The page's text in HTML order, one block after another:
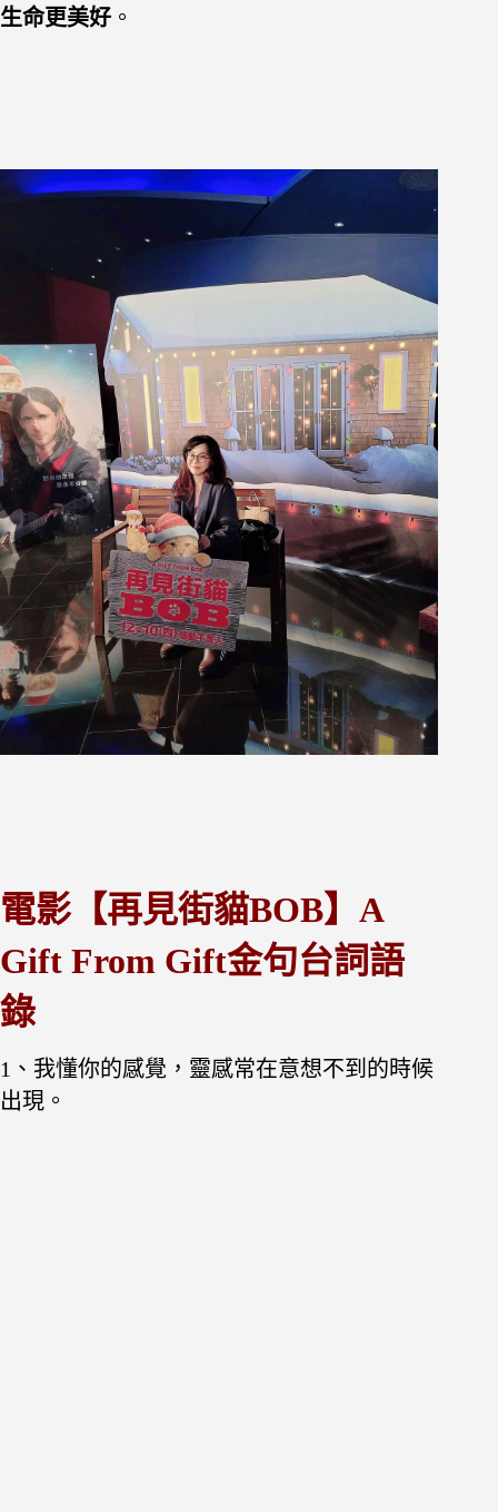
生命更美好 。
電影【再見街貓BOB】A
Gift From Gift金句台詞語
錄
1、我懂你的感覺，靈感常在意想不到的時候
出現。